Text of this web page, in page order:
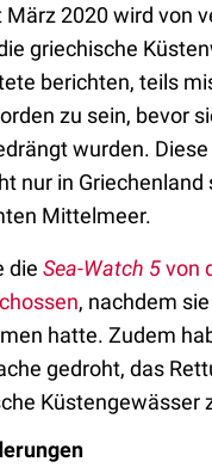
2020 wird von
griechische
berichten, teils
zu sein, bevor
wurden.
nur in Griechenland
Mittelmeer.
die Sea-Watch 5von
, nachdem
hatte. Zudem
gedroht, das
Küstengewässer